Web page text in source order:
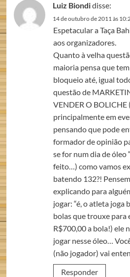
Luiz Biondidisse:
14 de outubro de 2011 às
Espetacular a Taça
aos organizadores.
Quanto à velha
maioria pensa que
bloqueio até, igual
questão de
VENDER O BOLICHE
principalmente em
pensando que pode
formador de opinião
se for num dia de óleo
feito…) como vamos
batendo 132?!
explicando para
jogar: “é, o atleta joga
bolas que trouxe para
R$700,00 a bola!) ele
jogar nesse óleo…
(não jogador) vai
Responder